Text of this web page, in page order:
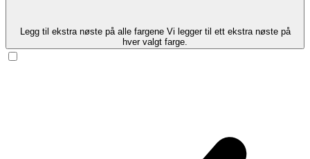
Legg til ekstra nøste på alle fargene Vi legger til ett ekstra nøste på
hver valgt farge.